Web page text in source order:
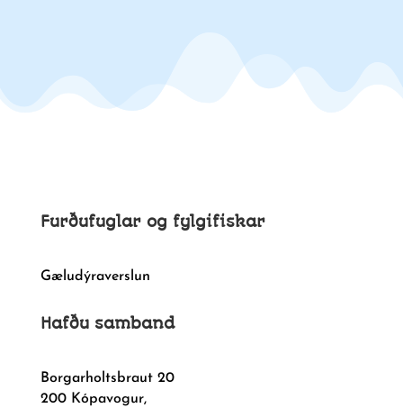
Furðufuglar og fylgifiskar
Gæludýraverslun
Hafðu samband
Borgarholtsbraut 20
200 Kópavogur,